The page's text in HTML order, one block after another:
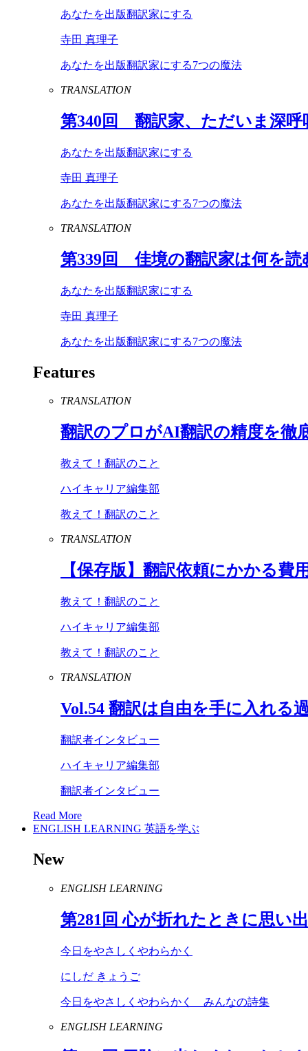
あなたを出版翻訳家にする
寺田 真理子
あなたを出版翻訳家にする7つの魔法
TRANSLATION
第340回 翻訳家、ただいま深呼
あなたを出版翻訳家にする
寺田 真理子
あなたを出版翻訳家にする7つの魔法
TRANSLATION
第339回 佳境の翻訳家は何を読
あなたを出版翻訳家にする
寺田 真理子
あなたを出版翻訳家にする7つの魔法
Features
TRANSLATION
翻訳のプロがAI翻訳の精度を徹
教えて！翻訳のこと
ハイキャリア編集部
教えて！翻訳のこと
TRANSLATION
【保存版】翻訳依頼にかかる
教えて！翻訳のこと
ハイキャリア編集部
教えて！翻訳のこと
TRANSLATION
Vol.54 翻訳は自由を手に入れる
翻訳者インタビュー
ハイキャリア編集部
翻訳者インタビュー
Read More
ENGLISH LEARNING 英語を学ぶ
New
ENGLISH LEARNING
第281 回 心が折れたときに思い
今日をやさしくやわらかく
にしだ きょうご
今日をやさしくやわらかく みんなの詩集
ENGLISH LEARNING